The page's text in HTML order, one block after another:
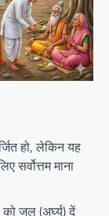
हो, लेकिन यह
सर्वोत्तम माना
जल (अर्घ्य) दें